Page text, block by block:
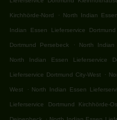
Kirchhörde-Nord . North Indian
Indian Essen Lieferservice
Dortmund Persebeck . North Indian
North Indian Essen Lieferservice
Lieferservice Dortmund City-West .
West . North Indian Essen
Lieferservice Dortmund Kirchhörde-
.